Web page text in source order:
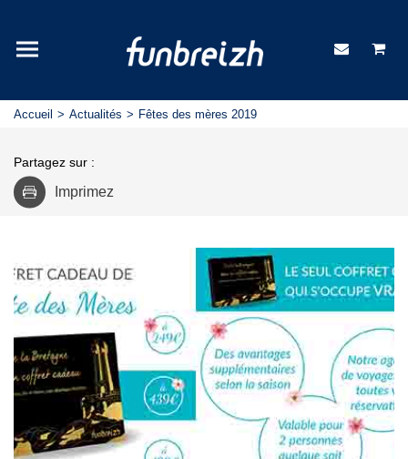
Accueil Actualités Fêtes des mères 2019
Partagez sur :
Imprimez